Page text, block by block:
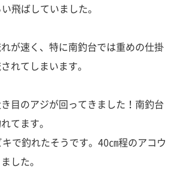
飛ばしていました。
が速く、特に南釣台では重めの仕掛
れてしまいます。
目のアジが回ってきました！南釣台
てます。
で釣れたそうです。40㎝程のアコウ
した。